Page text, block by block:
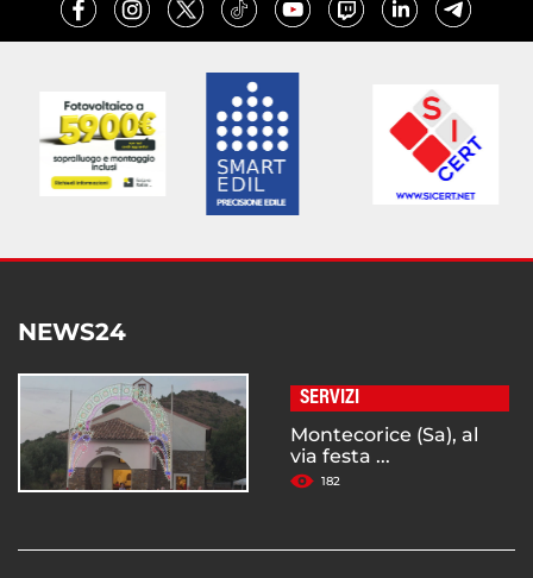
NEWS24
SERVIZI
Montecorice (Sa), al
via festa ...
182